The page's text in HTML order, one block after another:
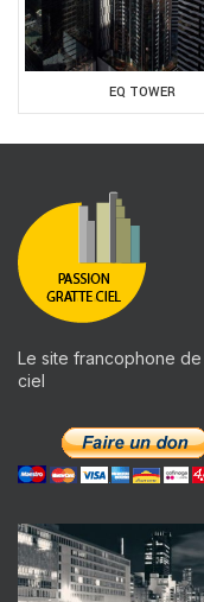
EQ TOWER
Le site francophone
ciel